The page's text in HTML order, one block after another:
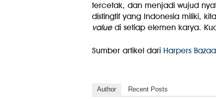
tercetak, dan menjadi wujud
distingtif yang Indonesia miliki,
valuedi setiap elemen karya.
Sumber artikel dari Harpers
Author Recent Posts